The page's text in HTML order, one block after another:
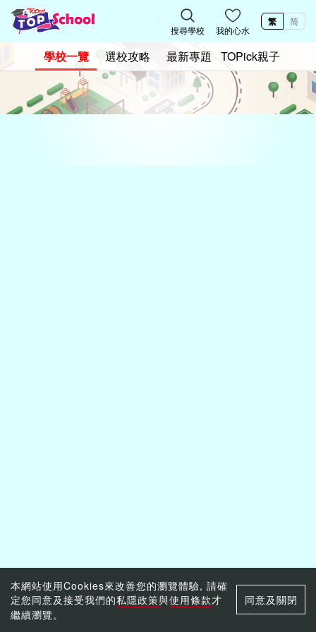
搜尋學校 我的心水
繁 简
學校一覽 選校攻略 最新專題 TOPick親子
本網站使用Cookies來改善您的瀏覽體驗, 請確
定您同意及接受我們的私隱政策與使用條款才
繼續瀏覽。
同意及關閉